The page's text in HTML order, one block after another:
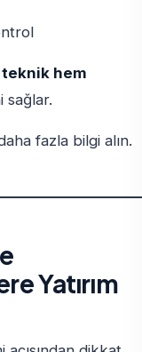
hem
sağlar.
fazla bilgi alın.
Yatırım